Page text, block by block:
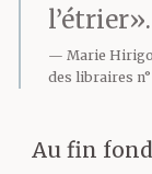
l’étrier».
Marie
des libraires n°
Au fin